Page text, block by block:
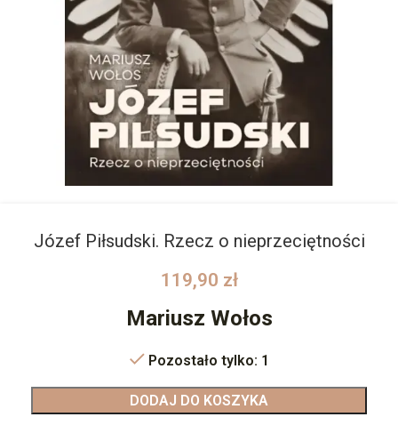
Józef Piłsudski. Rzecz o nieprzeciętności
119,90 zł
Mariusz Wołos
Pozostało tylko: 1
DODAJ DO KOSZYKA